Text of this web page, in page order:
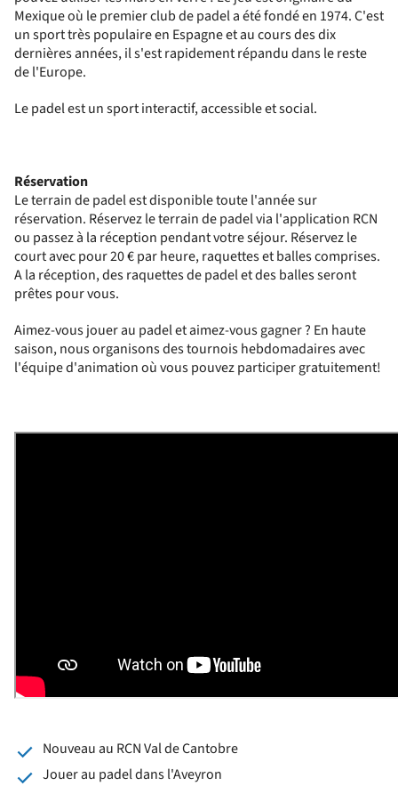
Mexique où le premier club de padel a été fondé en 1974. C'est
un sport très populaire en Espagne et au cours des dix
dernières années, il s'est rapidement répandu dans le reste
de l'Europe.
Le padel est un sport interactif, accessible et social.
Réservation
Le terrain de padel est disponible toute l'année sur
réservation. Réservez le terrain de padel via l'application RCN
ou passez à la réception pendant votre séjour. Réservez le
court avec pour 20 € par heure, raquettes et balles comprises.
A la réception, des raquettes de padel et des balles seront
prêtes pour vous.
Aimez-vous jouer au padel et aimez-vous gagner ? En haute
saison, nous organisons des tournois hebdomadaires avec
l'équipe d'animation où vous pouvez participer gratuitement!
Nouveau au RCN Val de Cantobre
Jouer au padel dans l'Aveyron